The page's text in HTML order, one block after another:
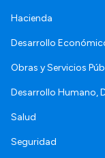
Hacienda
Desarrollo
Obras y Servicios
Desarrollo Humano,
Salud
Seguridad